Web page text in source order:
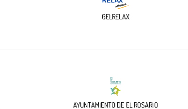
GELRELAX
AYUNTAMIENTO DE EL ROSARIO